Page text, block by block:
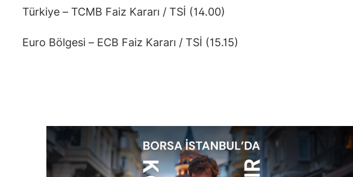
Türkiye – TCMB Faiz Kararı / TSİ (14.00)
Euro Bölgesi – ECB Faiz Kararı / TSİ (15.15)